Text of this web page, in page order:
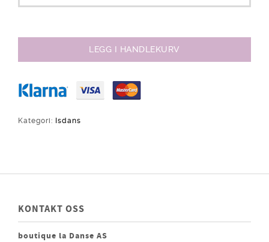
LEGG I HANDLEKURV
Kategori: Isdans
KONTAKT OSS
boutique la Danse AS